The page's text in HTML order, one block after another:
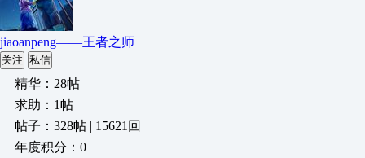
jiaoanpeng——王者之师
关注 私信
精华：28帖
求助：1帖
帖子：328帖 | 15621回
年度积分：0